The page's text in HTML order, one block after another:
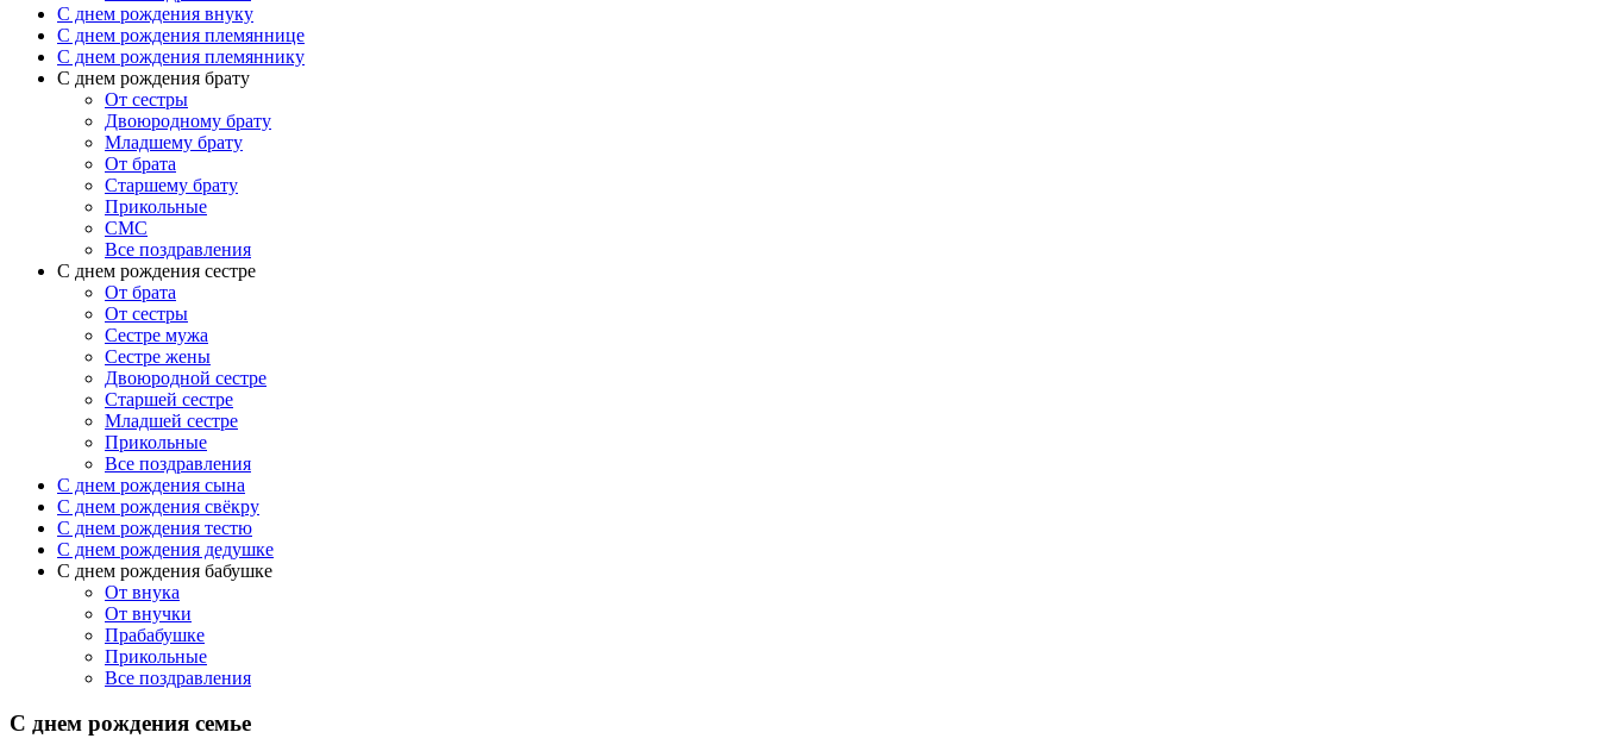
C днем рождения внуку
C днем рождения племяннице
C днем рождения племяннику
C днем рождения брату
От сестры
Двоюродному брату
Младшему брату
От брата
Старшему брату
Прикольные
СМС
Все поздравления
С днем рождения сестре
От брата
От сестры
Сестре мужа
Сестре жены
Двоюродной сестре
Старшей сестре
Младшей сестре
Прикольные
Все поздравления
C днем рождения сына
C днем рождения свёкру
C днем рождения тестю
С днем рождения дедушке
С днем рождения бабушке
От внука
От внучки
Прабабушке
Прикольные
Все поздравления
С днем рождения семье